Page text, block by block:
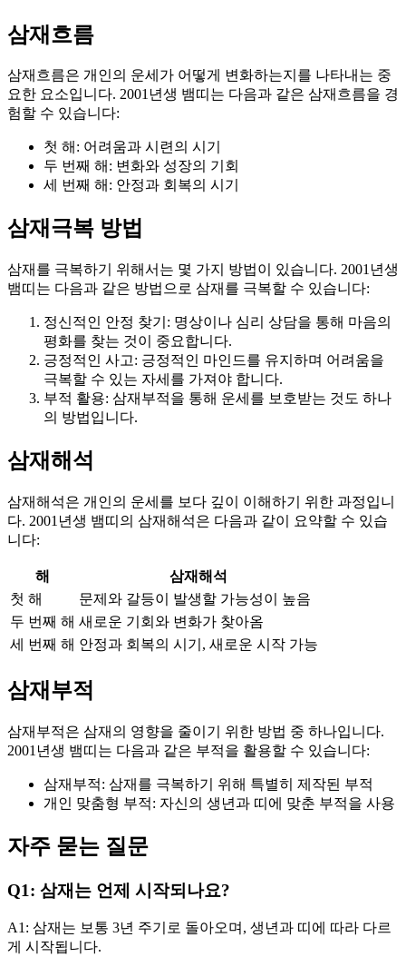
삼재흐름
삼재흐름은 개인의 운세가 어떻게 변화하는지를 나타내는 중
요한 요소입니다. 2001년생 뱀띠는 다음과 같은 삼재흐름을 경
험할 수 있습니다:
첫 해: 어려움과 시련의 시기
두 번째 해: 변화와 성장의 기회
세 번째 해: 안정과 회복의 시기
삼재극복 방법
삼재를 극복하기 위해서는 몇 가지 방법이 있습니다. 2001년생
뱀띠는 다음과 같은 방법으로 삼재를 극복할 수 있습니다:
정신적인 안정 찾기: 명상이나 심리 상담을 통해 마음의
평화를 찾는 것이 중요합니다.
긍정적인 사고: 긍정적인 마인드를 유지하며 어려움을
극복할 수 있는 자세를 가져야 합니다.
부적 활용: 삼재부적을 통해 운세를 보호받는 것도 하나
의 방법입니다.
삼재해석
삼재해석은 개인의 운세를 보다 깊이 이해하기 위한 과정입니
다. 2001년생 뱀띠의 삼재해석은 다음과 같이 요약할 수 있습
니다:
해
삼재해석
첫 해
문제와 갈등이 발생할 가능성이 높음
두 번째 해 새로운 기회와 변화가 찾아옴
세 번째 해 안정과 회복의 시기, 새로운 시작 가능
삼재부적
삼재부적은 삼재의 영향을 줄이기 위한 방법 중 하나입니다.
2001년생 뱀띠는 다음과 같은 부적을 활용할 수 있습니다:
삼재부적: 삼재를 극복하기 위해 특별히 제작된 부적
개인 맞춤형 부적: 자신의 생년과 띠에 맞춘 부적을 사용
자주 묻는 질문
Q1: 삼재는 언제 시작되나요?
A1: 삼재는 보통 3년 주기로 돌아오며, 생년과 띠에 따라 다르
게 시작됩니다.